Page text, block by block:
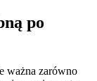
po
ważna zarówno